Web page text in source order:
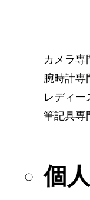
カメラ専
腕時計専
レディー
筆記具専
個